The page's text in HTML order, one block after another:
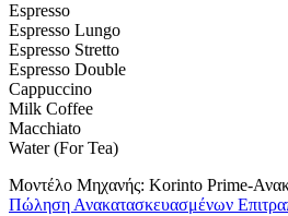
Espresso
Espresso Lungo
Espresso Stretto
Espresso Double
Cappuccino
Milk Coffee
Macchiato
Water (For Tea)
Μοντέλο Μηχανής: Korinto Prime-
Πώληση Ανακατασκευασμένων